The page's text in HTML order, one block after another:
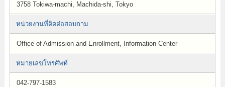
3758 Tokiwa-machi, Machida-shi, Tokyo
หน่วยงานที่ติดต่อสอบถาม
Office of Admission and Enrollment, Information Center
หมายเลขโทรศัพท์
042-797-1583